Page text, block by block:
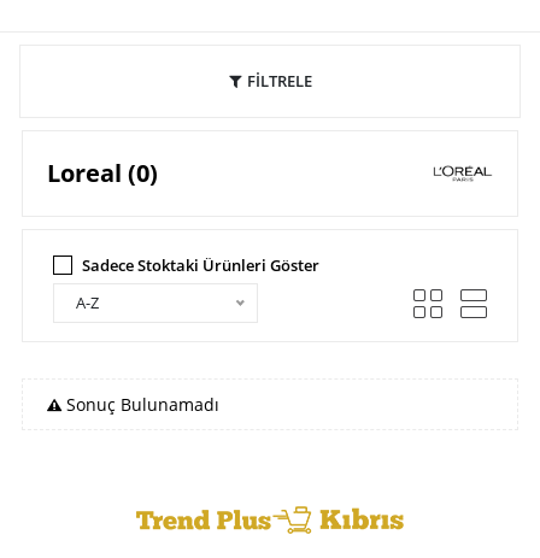
FİLTRELE
Loreal (0)
Sadece Stoktaki Ürünleri Göster
A-Z
Sonuç Bulunamadı